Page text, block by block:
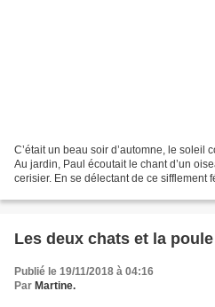
C’était un beau soir d’automne, le soleil
Au jardin, Paul écoutait le chant d’un
cerisier. En se délectant de ce sifflement
Les deux chats et la poule
Publié le 19/11/2018 à 04:16
Par Martine.